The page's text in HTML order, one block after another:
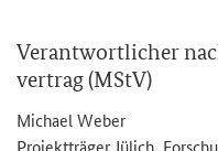
Ver­ant­wort­li­cher
ver­trag (MStV)
Mi­cha­el Weber
Pro­jekt­trä­ger Jü­lich,